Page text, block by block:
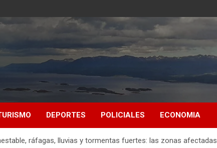
DEPORTES POLICIALES ECONOMIA
ráfagas, lluvias y tormentas fuertes: las zonas afectadas